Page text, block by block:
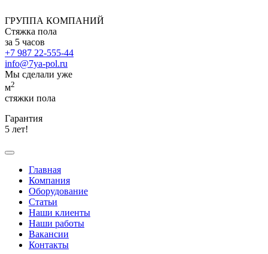
ГРУППА КОМПАНИЙ
Стяжка пола
за 5 часов
+7 987 22-555-44
info@7ya-pol.ru
Мы сделали уже
м2
стяжки пола
Гарантия
5 лет!
Главная
Компания
Оборудование
Статьи
Наши клиенты
Наши работы
Вакансии
Контакты